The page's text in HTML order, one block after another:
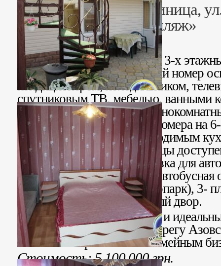
Действующая гостиница,
пляж»
Предлагаем к продажи два 3-х
типа на 16 номеров. Каждый номер
кондиционером, холодильником,
спутниковым ТВ, мебелью, ванными
трех- и четырехместные
семейные двухкомнатные номера на
оборудованная всем необходимым
всейтерритории гостиницы
Fi
Интернет. У дома парковка для
кафе, магазины, столовая, автобусная
аквапарк, дельфинарий, зоопарк), 3-
Счастья». Уютный, тенистый двор.
Отличное бизнес вложение и
желающей проживать на берегу
заниматься прибыльным семейным
Стоимость: 5 100 000 грн.